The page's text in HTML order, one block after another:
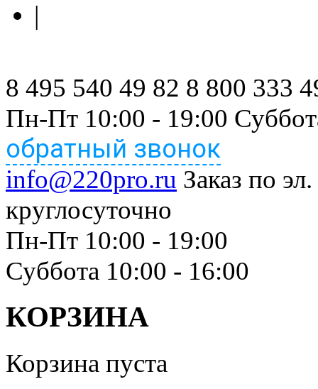
|
8 495 540 49 82 8 800 333
Пн-Пт 10:00 - 19:00
обратный звонок
info@220pro.ru Заказ по
круглосуточно
Пн-Пт 10:00 - 19:00
Суббота 10:00 - 16:00
КОРЗИНА
Корзина пуста